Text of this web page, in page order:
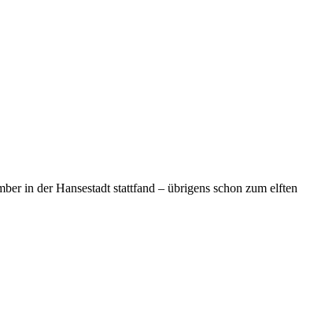
in der Hansestadt stattfand – übrigens schon zum elften